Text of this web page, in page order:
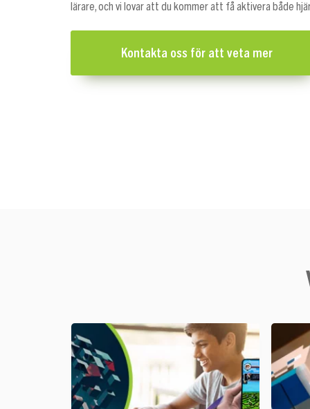
lärare, och vi lovar att du kommer att få aktivera både
Kontakta oss för att veta mer